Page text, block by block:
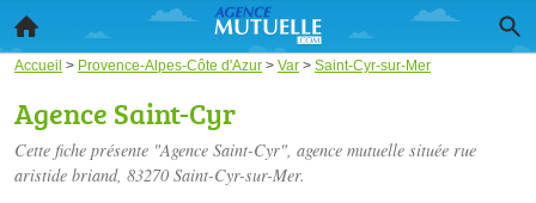
Accueil > Provence-Alpes-Côte d'Azur > Var > Saint-Cyr-sur-Mer
Agence Saint-Cyr
Cette fiche présente "Agence Saint-Cyr", agence mutuelle située rue
aristide briand, 83270 Saint-Cyr-sur-Mer.